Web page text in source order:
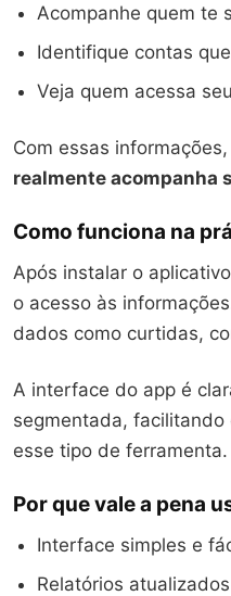
Acompanhe quem te
Identifique contas
Veja quem acessa
Com essas
realmente acompanha
Como funciona na
Após instalar o
o acesso às
dados como curtidas,
A interface do app é
segmentada,
esse tipo de ferramenta.
Por que vale a pena
Interface simples e
Relatórios